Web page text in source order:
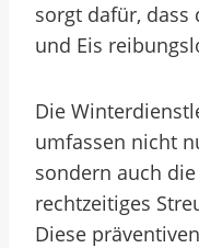
sorgt dafür, dass
und Eis
Die
umfassen nicht
sondern auch
rechtzeitiges
Diese